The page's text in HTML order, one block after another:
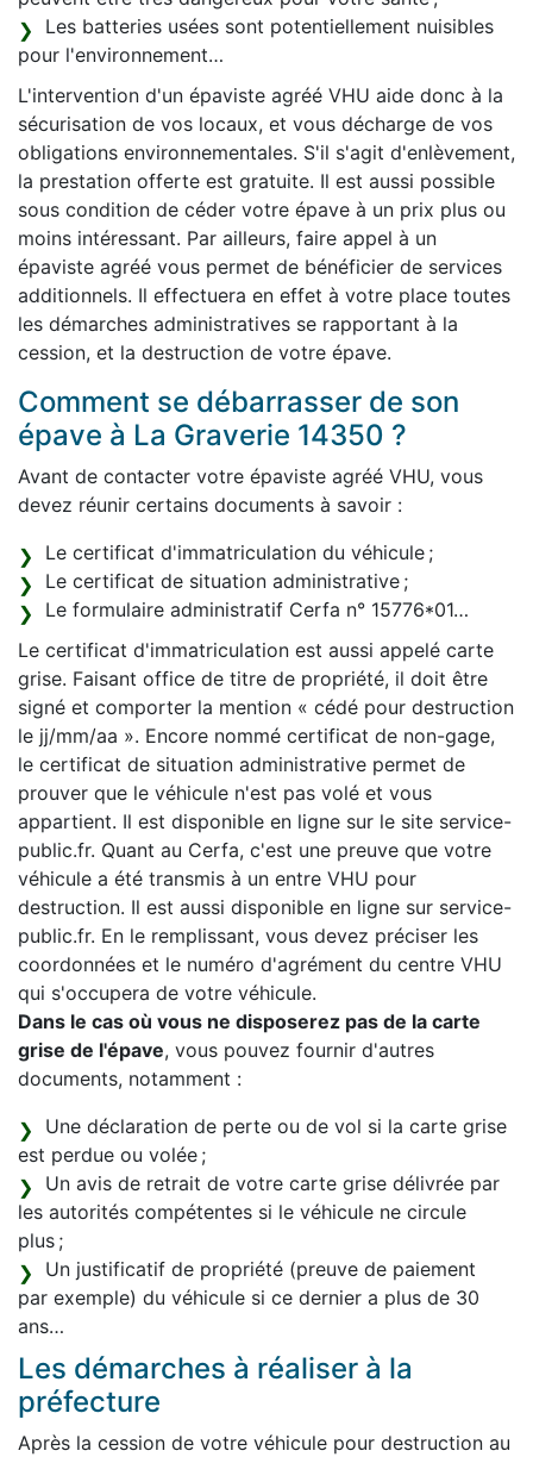
Les batteries usées sont potentiellement nuisibles
pour l'environnement…
L'intervention d'un épaviste agréé VHU aide donc à la
sécurisation de vos locaux, et vous décharge de vos
obligations environnementales. S'il s'agit d'enlèvement,
la prestation offerte est gratuite. Il est aussi possible
sous condition de céder votre épave à un prix plus ou
moins intéressant. Par ailleurs, faire appel à un
épaviste agréé vous permet de bénéficier de services
additionnels. Il effectuera en effet à votre place toutes
les démarches administratives se rapportant à la
cession, et la destruction de votre épave.
Comment se débarrasser de son
épave à La Graverie 14350 ?
Avant de contacter votre épaviste agréé VHU, vous
devez réunir certains documents à savoir :
Le certificat d'immatriculation du véhicule ;
Le certificat de situation administrative ;
Le formulaire administratif Cerfa n° 15776*01…
Le certificat d'immatriculation est aussi appelé carte
grise. Faisant office de titre de propriété, il doit être
signé et comporter la mention « cédé pour destruction
le jj/mm/aa ». Encore nommé certificat de non-gage,
le certificat de situation administrative permet de
prouver que le véhicule n'est pas volé et vous
appartient. Il est disponible en ligne sur le site service-
public.fr. Quant au Cerfa, c'est une preuve que votre
véhicule a été transmis à un entre VHU pour
destruction. Il est aussi disponible en ligne sur service-
public.fr. En le remplissant, vous devez préciser les
coordonnées et le numéro d'agrément du centre VHU
qui s'occupera de votre véhicule.
Dans le cas où vous ne disposerez pas de la carte
grise de l'épave, vous pouvez fournir d'autres
documents, notamment :
Une déclaration de perte ou de vol si la carte grise
est perdue ou volée ;
Un avis de retrait de votre carte grise délivrée par
les autorités compétentes si le véhicule ne circule
plus ;
Un justificatif de propriété (preuve de paiement
par exemple) du véhicule si ce dernier a plus de 30
ans…
Les démarches à réaliser à la
préfecture
Après la cession de votre véhicule pour destruction au